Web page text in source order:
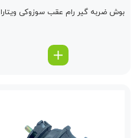
بوش ضربه گیر رام عقب سوزوکی ویتارا